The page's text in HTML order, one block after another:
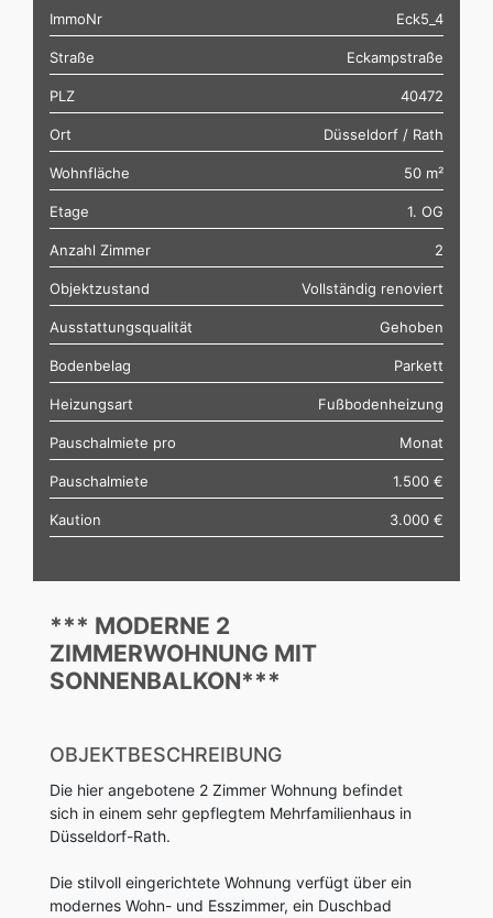
ImmoNr Eck5_4
Straße Eckampstraße
PLZ 40472
Ort Düsseldorf / Rath
Wohnfläche 50 m²
Etage 1. OG
Anzahl Zimmer 2
Objektzustand Vollständig renoviert
Ausstattungsqualität Gehoben
Bodenbelag Parkett
Heizungsart Fußbodenheizung
Pauschalmiete pro Monat
Pauschalmiete 1.500 €
Kaution 3.000 €
*** MODERNE 2
ZIMMERWOHNUNG MIT
SONNENBALKON***
OBJEKTBESCHREIBUNG
Die hier angebotene 2 Zimmer Wohnung befindet
sich in einem sehr gepflegtem Mehrfamilienhaus in
Düsseldorf-Rath.
Die stilvoll eingerichtete Wohnung verfügt über ein
modernes Wohn- und Esszimmer, ein Duschbad